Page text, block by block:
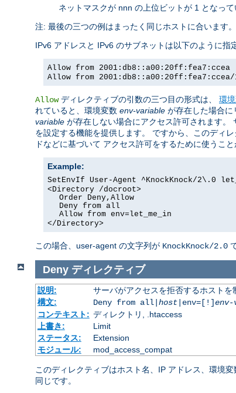
ネットマスクが nnn の上位ビットが 1 となっ
注: 最後の三つの例はまったく同じホストに合います。
IPv6 アドレスと IPv6 のサブネットは以下のように指
Allow from 2001:db8::a00:20ff:fea7:ccea
Allow from 2001:db8::a00:20ff:fea7:ccea/
Allowディレクティブの引数の三つ目の形式は、 環
れていると、環境変数 env-variable が存在した場合に
variable が存在しない場合にアクセス許可されます。
を設定する機能を提供します。 ですから、このディ
ドなどに基づいて アクセス許可をするために使うこと
Example:
SetEnvIf User-Agent ^KnockKnock/2\.0
<Directory /docroot>
Order Deny,Allow
Deny from all
Allow from env=let_me_in
</Directory>
この場合、user-agent の文字列が KnockKnock/2.0
Deny ディレクティブ
説明:
サーバがアクセスを拒否するホストを
構文:
Deny from all| host|env=[!]
コンテキスト: ディレクトリ, .htaccess
上書き:
Limit
ステータス:
Extension
モジュール:
mod_access_compat
このディレクティブはホスト名、IP アドレス、環境
同じです。